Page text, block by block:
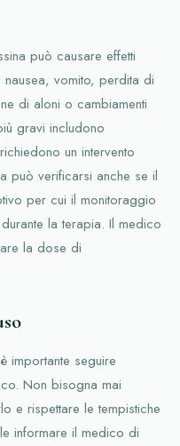
può causare effetti
vomito, perdita di
di aloni o cambiamenti
gravi includono
un intervento
può verificarsi anche se il
per cui il monitoraggio
la terapia. Il medico
la dose di
importante seguire
Non bisogna mai
e rispettare le tempistiche
informare il medico di